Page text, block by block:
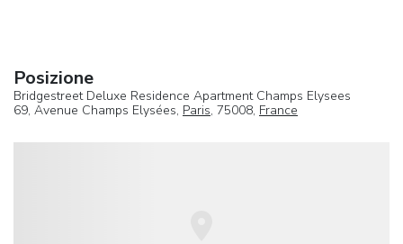
Posizione
Bridgestreet Deluxe Residence Apartment Champs Elysees
69, Avenue Champs Elysées, Paris, 75008, France